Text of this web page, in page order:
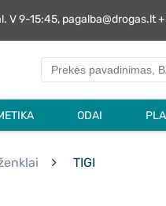
V 9-15:45, pagalba@drogas.lt
ODAI
TIGI